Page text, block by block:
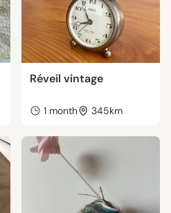
Réveil vintage
1 month 345km